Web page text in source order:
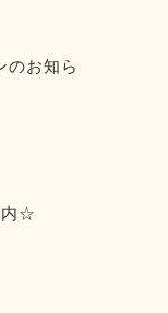
お知ら
内☆